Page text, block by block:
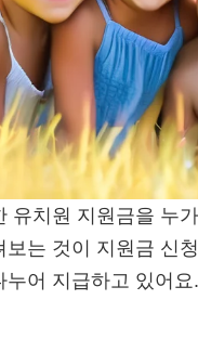
유치원 지원금을 누
는 것이 지원금 신
어 지급하고 있어요.